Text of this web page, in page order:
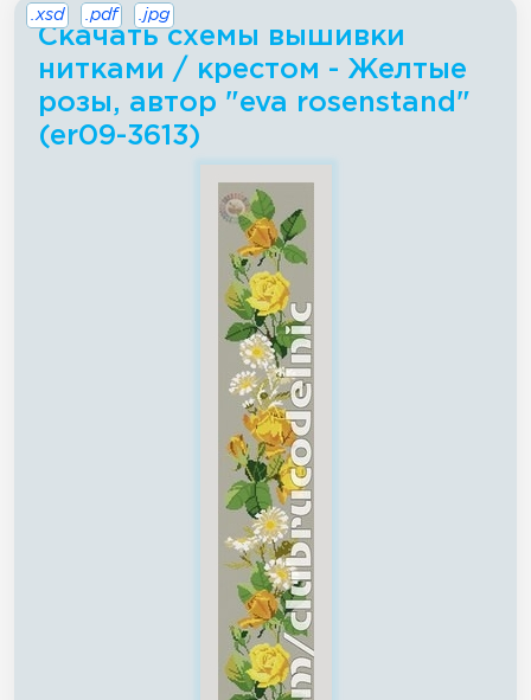
Скачать схемы вышивки
нитками / крестом - Желтые
розы, автор "eva rosenstand"
(er09-3613)
.xsd .pdf .jpg